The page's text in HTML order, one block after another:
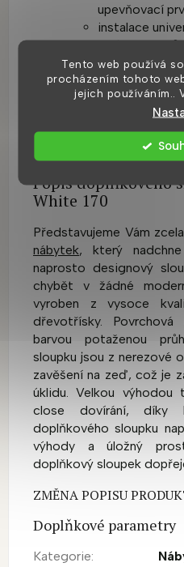
Tento web používá
procházením tohoto
jejich používáním..
upevňovací
instalace
skříňky o
prvků v zadní
soft close
dovírají
dodáváno ve
doplňující
naleznete v
Popis doplňkového
White 170
Představujeme Vám
nábytek, který
naprosto designový
chybět v žádné
vyroben z vysoce
dřevotřísky.
barvou potaženou
sloupku jsou z nerezové
zavěšení na zeď, což je
úklidu. Velkou
close dovírání, díky
doplňkového sloupku
výhody a úložný
doplňkový sloupek
ZMĚNA POPISU
Doplňkové parametry
Kategorie: